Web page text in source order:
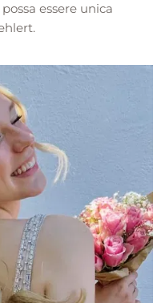
essere unica